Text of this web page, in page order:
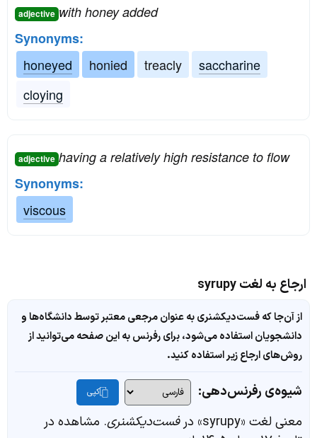
adjective with honey added
Synonyms:
honeyed
honied treacly
saccharine
cloying
adjective having a relatively high resistance to flow
Synonyms:
viscous
ارجاع به لغت syrupy
از آن‌جا که فست‌دیکشنری به عنوان مرجعی معتبر توسط دانشگاه‌ها و
دانشجویان استفاده می‌شود، برای رفرنس به این صفحه می‌توانید از
روش‌های ارجاع زیر استفاده کنید.
شیوه‌ی رفرنس‌دهی: کپی
معنی لغت «syrupy» در فست‌دیکشنری. مشاهده در